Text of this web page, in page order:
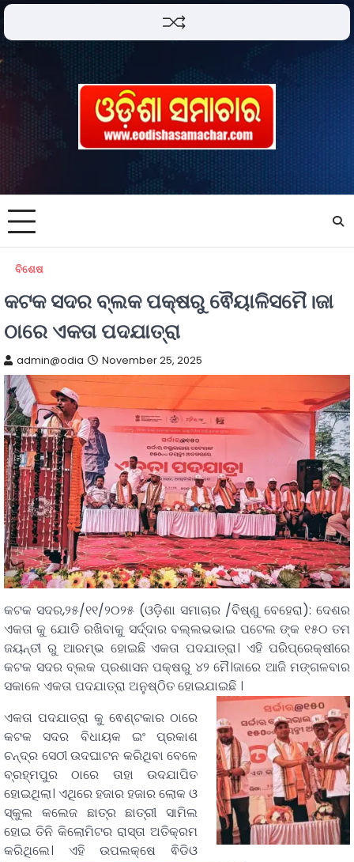
ବିଶେଷ
କଟକ ସଦର ବ୍ଲକ ପକ୍ଷରୁ ଵୈୟାଳିସମୈ।ଜା
ଠାରେ ଏକତା ପଦଯାତ୍ରା
admin@odia November 25, 2025
କଟକ ସଦର,୨୫/୧୧/୨୦୨୫ (ଓଡ଼ିଶା ସମାଚାର /ବିଷ୍ଣୁ ବେହେରା): ଦେଶର
ଏକତା କୁ ଯୋଡି ରଖିବାକୁ ସର୍ଦ୍ଦାର ବଲ୍ଲଭଭାଇ ପଟେଲ ଙ୍କ ୧୫୦ ତମ
ଜୟନ୍ତୀ ରୁ ଆରମ୍ଭ ହୋଇଛି ଏକତା ପଦଯାତ୍ରା। ଏହି ପରିପ୍ରେକ୍ଷୀରେ
କଟକ ସଦର ବ୍ଲକ ପ୍ରଶାସନ ପକ୍ଷରୁ ୪୨ ମୈ।ଜାରେ ଆଜି ମଙ୍ଗଳବାର
ସକାଳେ ଏକତା ପଦଯାତ୍ରା ଅନୁଷ୍ଠିତ ହୋଇଯାଇଛି ।
ଏକତା ପଦଯାତ୍ରା କୁ ଵେଣ୍ଟକାର ଠାରେ
କଟକ ସଦର ବିଧାୟକ ଇଂ ପ୍ରକାଶ
ଚନ୍ଦ୍ର ସେଠୀ ଉଦଘାଟନ କରିଥିବା ବେଳେ
ବ୍ରହ୍ମପୁର ଠାରେ ତାହା ଉଦଯାପିତ
ହୋଇଥିଲା। ଏଥିରେ ହଜାର ହଜାର ଲୋକ ଓ
ସ୍କୁଲ କଲେଜ ଛାତ୍ର ଛାତ୍ରୀ ସାମିଲ
ହୋଇ ତିନି କିଲୋମିଟର ରାସ୍ତା ଅତିକ୍ରମ
କରିଥିଲେ। ଏହି ଉପଲକ୍ଷେ ଵିଡିଓ